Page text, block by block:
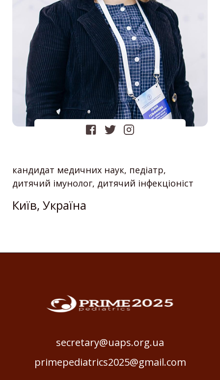
кандидат медичних наук, педіатр,
дитячий імунолог, дитячий інфекціоніст
Київ, Україна
secretary@uaps.org.ua
primepediatrics2025@gmail.com